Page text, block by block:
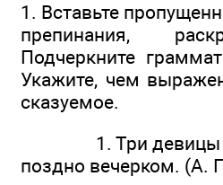
1. Вставьте
препинания,
Подчеркните
Укажите, чем
сказуемое.
1. Три девицы
поздно вечерком. (А.